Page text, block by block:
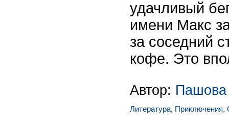
удачливый
имени Макс
за соседний
кофе. Это
Автор:
Литература, Приключения,